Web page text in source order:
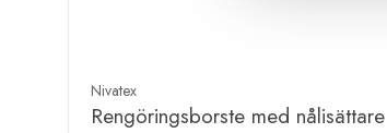
Nivatex
Rengöringsborste med nålisättare